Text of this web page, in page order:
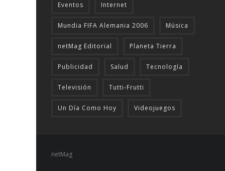
Eventos Internet
Mundia FIFA Alemania 2006 Música
netMag Editorial Planeta Tierra
Publicidad Salud Tecnologí­a
Televisión Tutti-Frutti
Un Día Como Hoy Videojuegos
netMag